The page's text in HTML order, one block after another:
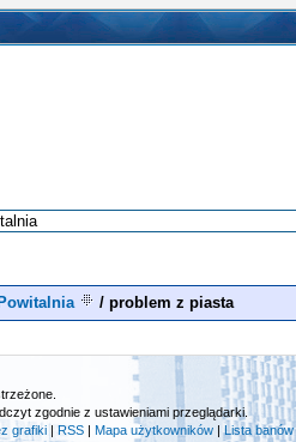
Powitalnia / problem z piasta
zgodnie z ustawieniami przeglądarki.
grafiki RSS Mapa użytkowników |Lista banów